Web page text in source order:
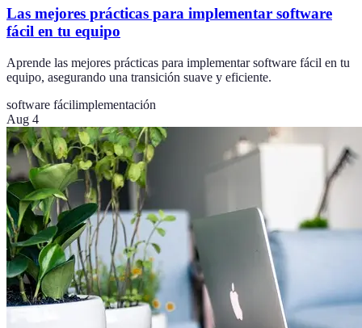
Las mejores prácticas para implementar software
fácil en tu equipo
Aprende las mejores prácticas para implementar software fácil en tu
equipo, asegurando una transición suave y eficiente.
software fácilimplementación
Aug 4